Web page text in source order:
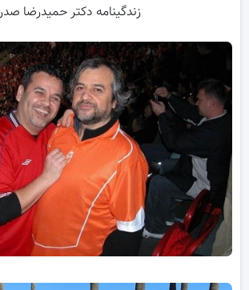
زندگینامه دکتر حمیدرضا صدر